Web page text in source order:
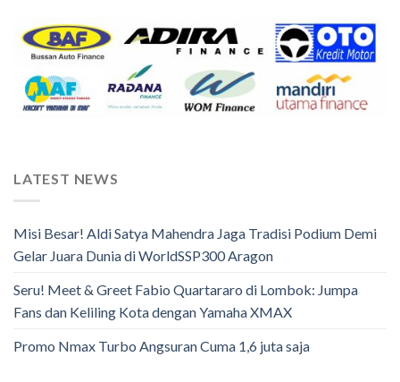
LATEST NEWS
Misi Besar! Aldi Satya Mahendra Jaga Tradisi Podium Demi
Gelar Juara Dunia di WorldSSP300 Aragon
Seru! Meet & Greet Fabio Quartararo di Lombok: Jumpa
Fans dan Keliling Kota dengan Yamaha XMAX
Promo Nmax Turbo Angsuran Cuma 1,6 juta saja